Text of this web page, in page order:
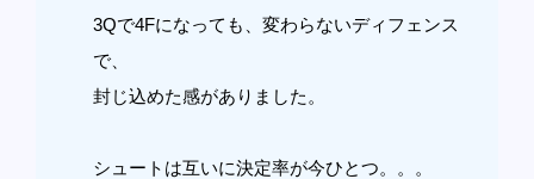
3Qで4Fになっても、変わらないディフェンス
で、
封じ込めた感がありました。
シュートは互いに決定率が今ひとつ。。。